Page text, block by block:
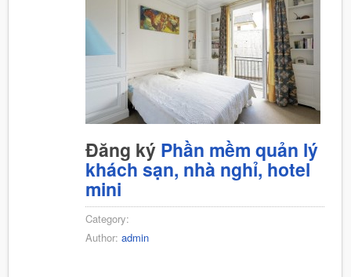
Đăng ký Phần mềm quản lý
khách sạn, nhà nghỉ, hotel
mini
Category:
Author: admin